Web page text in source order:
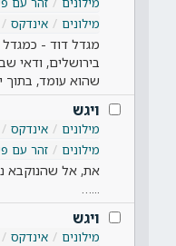
מילונים
אינדקס
מגדל דוד -
בירושלים, ודאי
שהוא עומד, בתוך
ויגש
מילונים אינדקס
מילונים
זהר עם
את, אל שהנוקבא
ויגש
מילונים אינדקס